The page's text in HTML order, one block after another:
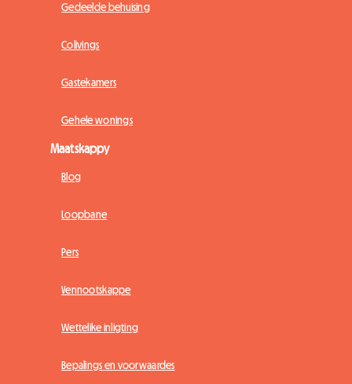
Gedeelde behuising
Colivings
Gastekamers
Gehele wonings
Maatskappy
Blog
Loopbane
Pers
Vennootskappe
Wettelike inligting
Bepalings en voorwaardes